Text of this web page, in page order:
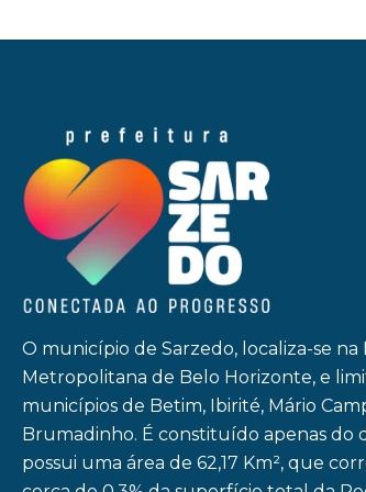
O município de Sarzedo, localiza-se na
Metropolitana de Belo Horizonte, e
municípios de Betim, Ibirité, Mário
Brumadinho. É constituído apenas do
possui uma área de 62,17 Km², que